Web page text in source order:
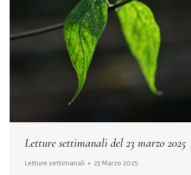
Letture settimanali del 23 marzo 2025
Letture settimanali 23 Marzo 2025